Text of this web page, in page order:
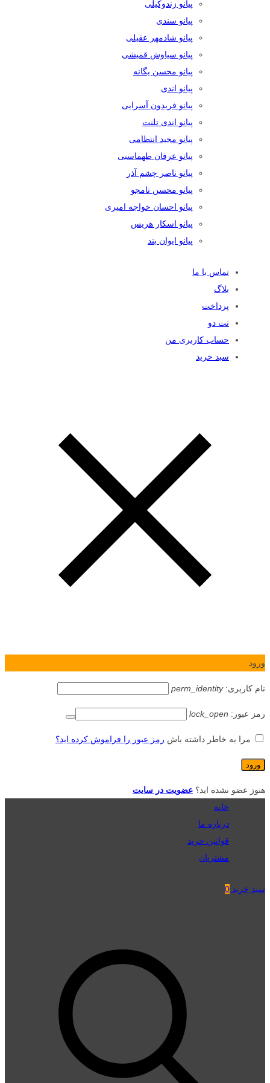
پیانو زندوکیلی
پیانو سندی
پیانو شادمهر عقیلی
پیانو سیاوش قمیشی
پیانو محسن یگانه
پیانو اندی
پیانو فریدون آسرایی
پیانو اندی تلنت
پیانو مجید انتظامی
پیانو عرفان طهماسبی
پیانو ناصر چشم آذر
پیانو محسن نامجو
پیانو احسان خواجه امیری
پیانو اسکار هریس
پیانو ایوان بند
تماس با ما
بلاگ
پرداخت
نت دو
حساب کاربری من
سبد خرید
ورود
نام کاربری:perm_identity
رمز عبور: lock_open
مرا به خاطر داشته باش رمز عبور را فراموش کرده اید؟
هنوز عضو نشده اید؟ عضویت در سایت
خانه
درباره ما
قوانین خرید
مشتریان
سبد خرید 0